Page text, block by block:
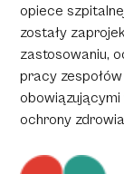
opiece
zostały
zastosowaniu,
pracy
ochrony